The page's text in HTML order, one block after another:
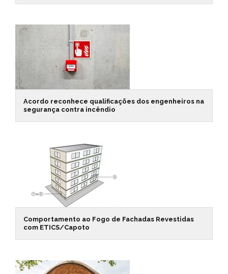
Acordo reconhece qualificações dos engenheiros na
segurança contra incêndio
Comportamento ao Fogo de Fachadas Revestidas
com ETICS/Capoto